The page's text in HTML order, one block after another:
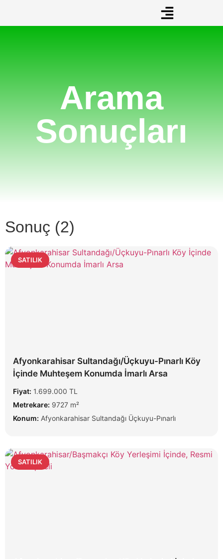
Arama
Sonuçları
Sonuç (2)
SATILIK
Afyonkarahisar Sultandağı/Üçkuyu-Pınarlı Köy
İçinde Muhteşem Konumda İmarlı Arsa
Fiyat: 1.699.000 TL
Metrekare: 9727 m²
Konum: Afyonkarahisar Sultandağı Üçkuyu-Pınarlı
SATILIK